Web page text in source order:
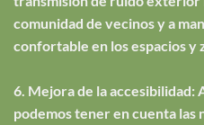
comunidad de vecinos y a
confortable en los espacios y
6. Mejora de la accesibilidad:
podemos tener en cuenta las